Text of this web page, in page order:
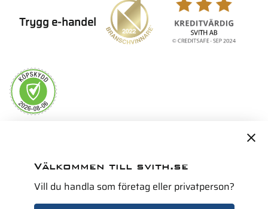
Trygg e-handel
Välkommen till svith.se
Vill du handla som företag eller privatperson?